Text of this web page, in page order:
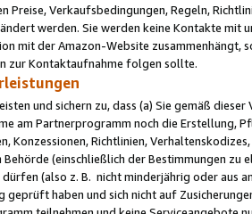
Preise, Verkaufsbedingungen, Regeln,
werden. Sie werden keine Kontakte mit
mit der Amazon-Website zusammenhängt,
zur Kontaktaufnahme folgen sollte.
und sichern zu, dass (a) Sie gemäß
am Partnerprogramm noch die Erstellung,
Konzessionen, Richtlinien,
Behörde (einschließlich der Bestimmungen zu
(also z. B. nicht minderjährig oder aus
geprüft haben und sich nicht auf